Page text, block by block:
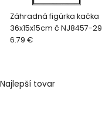
Záhradná figúrka kačka
36x15x15cm č NJ8457-29
6.79 €
Najlepší tovar